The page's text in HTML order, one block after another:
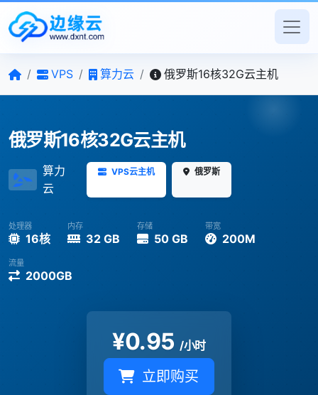
/ VPS / 算力云 / 俄罗斯16核32G云主机
俄罗斯16核32G云主机
算力
云
VPS云主机 俄罗斯
处理器
16核
内存
32 GB
存储
50 GB
带宽
200M
流量
2000GB
¥0.95 /小时
立即购买